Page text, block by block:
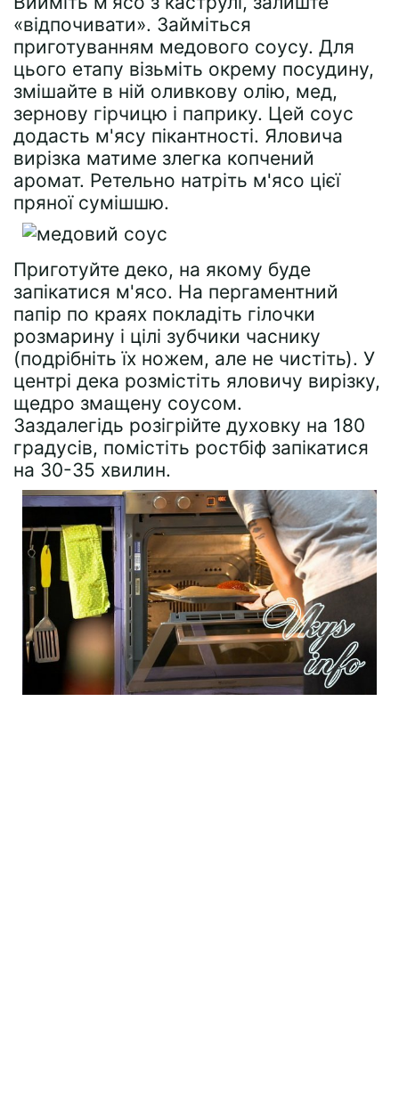
«відпочивати». Займіться
приготуванням медового соусу. Для
цього етапу візьміть окрему посудину,
змішайте в ній оливкову олію, мед,
зернову гірчицю і паприку. Цей соус
додасть м'ясу пікантності. Яловича
вирізка матиме злегка копчений
аромат. Ретельно натріть м'ясо цієї
пряної сумішшю.
Приготуйте деко, на якому буде
запікатися м'ясо. На пергаментний
папір по краях покладіть гілочки
розмарину і цілі зубчики часнику
(подрібніть їх ножем, але не чистіть). У
центрі дека розмістіть яловичу вирізку,
щедро змащену соусом.
Заздалегідь розігрійте духовку на 180
градусів, помістіть ростбіф запікатися
на 30-35 хвилин.